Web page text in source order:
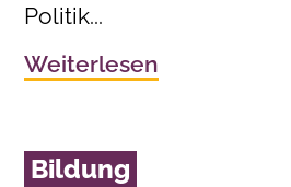
Politik...
Weiterlesen
Bildung